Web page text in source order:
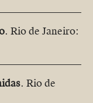
. Rio de Janeiro:
. Rio de